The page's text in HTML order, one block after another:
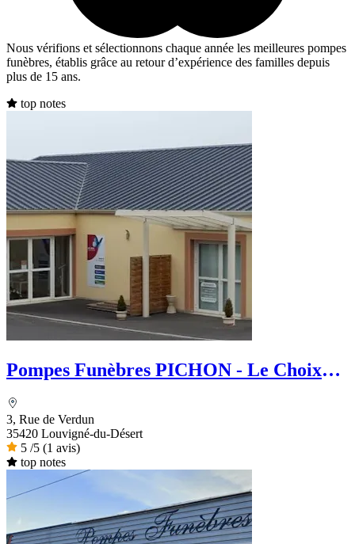
Nous vérifions et sélectionnons chaque année les meilleures pompes
funèbres, établis grâce au retour d’expérience des familles depuis
plus de 15 ans.
top notes
Pompes Funèbres PICHON - Le Choix
3, Rue de Verdun
35420 Louvigné-du-Désert
5 /5 (1 avis)
top notes